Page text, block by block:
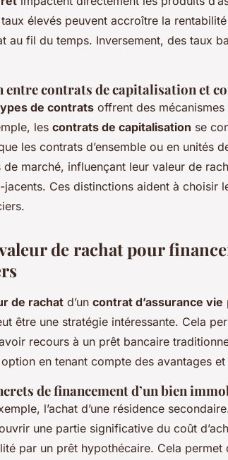
élevés peuvent accroître la
au fil du temps. Inversement, des taux
entre contrats de capitalisation et
de contrats offrent des
les contrats de capitalisation se
les contrats d’ensemble ou en unités
de marché, influençant leur valeur de
Ces distinctions aident à choisir
de rachat pour
de rachat d’un contrat d’assurance vie
être une stratégie intéressante. Cela
recours à un prêt bancaire
option en tenant compte des avantages
de financement d’un bien
l’achat d’une résidence
une partie significative du coût
par un prêt hypothécaire. Cela permet